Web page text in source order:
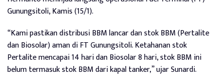
Gunungsitoli, Kamis (15/1).
“Kami pastikan distribusi BBM lancar dan stok BBM (Pertalite
dan Biosolar) aman di FT Gunungsitoli. Ketahanan stok
Pertalite mencapai 14 hari dan Biosolar 8 hari, stok BBM ini
belum termasuk stok BBM dari kapal tanker,” ujar Sunardi.